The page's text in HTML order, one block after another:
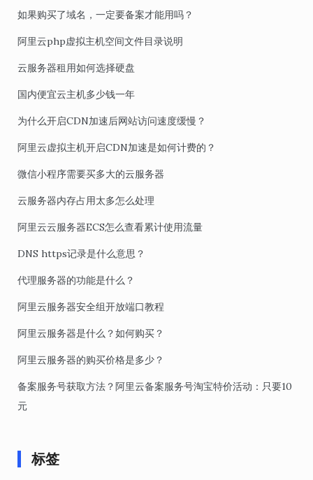
如果购买了域名，一定要备案才能用吗？
阿里云php虚拟主机空间文件目录说明
云服务器租用如何选择硬盘
国内便宜云主机多少钱一年
为什么开启CDN加速后网站访问速度缓慢？
阿里云虚拟主机开启CDN加速是如何计费的？
微信小程序需要买多大的云服务器
云服务器内存占用太多怎么处理
阿里云云服务器ECS怎么查看累计使用流量
DNS https记录是什么意思？
代理服务器的功能是什么？
阿里云服务器安全组开放端口教程
阿里云服务器是什么？如何购买？
阿里云服务器的购买价格是多少？
备案服务号获取方法？阿里云备案服务号淘宝特价活动：只要10
元
标签